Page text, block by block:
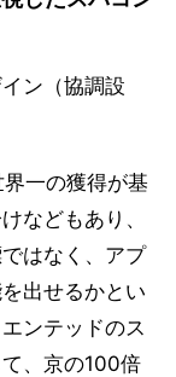
ン（協調設
界一の獲得が基
などもあり、
はなく、アプ
出せるかとい
ンテッドのス
、京の100倍